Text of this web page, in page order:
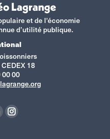
Lagrange
et de l'économie
d’utilité publique.
18
00 00
La